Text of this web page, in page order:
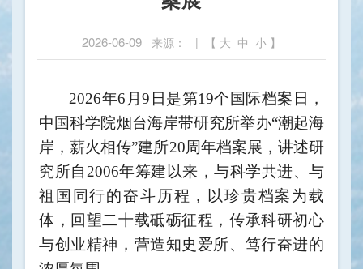
2026-06-09 来源： | 【 大 中 小 】
2026年6月9日是第19个国际档案日，
中国科学院烟台海岸带研究所举办“潮起海
岸，薪火相传”建所20周年档案展，讲述研
究所自2006年筹建以来，与科学共进、与
祖国同行的奋斗历程，以珍贵档案为载
体，回望二十载砥砺征程，传承科研初心
与创业精神，营造知史爱所、笃行奋进的